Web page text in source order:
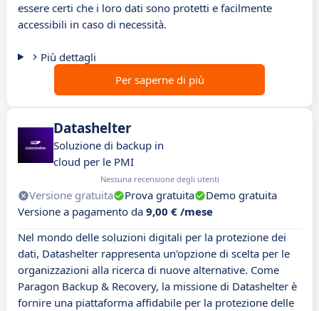
essere certi che i loro dati sono protetti e facilmente
accessibili in caso di necessità.
Più dettagli
Per saperne di più
Datashelter
Soluzione di backup in
cloud per le PMI
Nessuna recensione degli utenti
Versione gratuita Prova gratuita
Demo gratuita
Versione a pagamento da 9,00 € /mese
Nel mondo delle soluzioni digitali per la protezione dei
dati, Datashelter rappresenta un'opzione di scelta per le
organizzazioni alla ricerca di nuove alternative. Come
Paragon Backup & Recovery, la missione di Datashelter è
fornire una piattaforma affidabile per la protezione delle